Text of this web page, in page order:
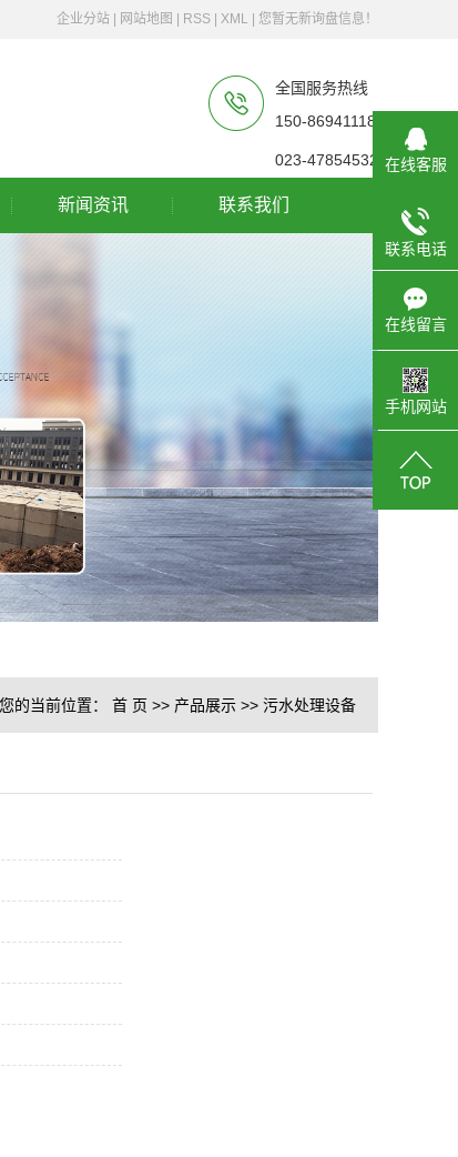
企业分站 网站地图 RSS XML 您暂无新询盘信息！
全国服务热线
150-86941118
023-47854532
新闻资讯 联系我们
您的当前位置： 首 页 >> 产品展示 >> 污水处理设备
在线客服
联系电话
在线留言
手机网站